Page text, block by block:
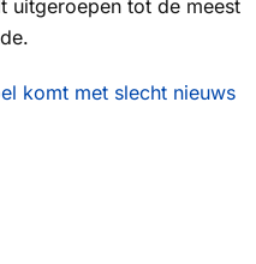
uitgeroepen tot de meest
komt met slecht nieuws